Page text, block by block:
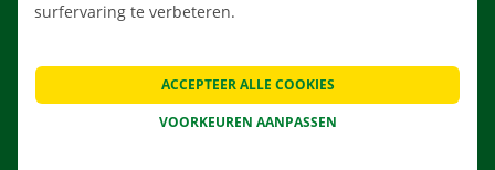
CONTACTEER ONS
VEELGESTELDE VRAGEN
surfervaring te verbeteren.
VOORKEUREN AANPASSEN
ACCEPTEER ALLE COOKIES